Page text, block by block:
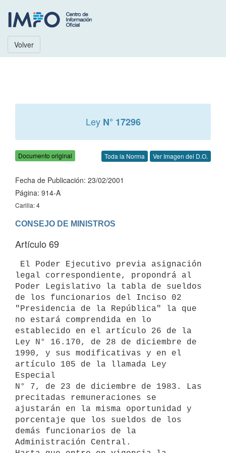
Volver
Ley N° 17296
Documento original Toda la Norma Ver Imagen del D.O.
Fecha de Publicación: 23/02/2001
Página: 914-A
Carilla: 4
CONSEJO DE MINISTROS
Artículo 69
legal correspondiente, propondrá al
Poder Legislativo la tabla de sueldos
de los funcionarios del Inciso 02
"Presidencia de la República" la que
no estará comprendida en lo
establecido en el artículo 26 de la
Ley N° 16.170, de 28 de diciembre de
1990, y sus modificativas y en el
artículo 105 de la llamada Ley
Especial
N° 7, de 23 de diciembre de 1983. Las
precitadas remuneraciones se
ajustarán en la misma oportunidad y
porcentaje que los sueldos de los
demás funcionarios de la
Administración Central.